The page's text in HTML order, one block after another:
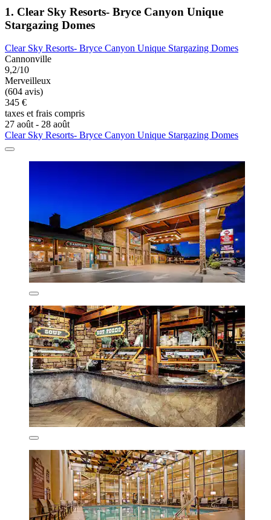
1. Clear Sky Resorts- Bryce Canyon Unique
Stargazing Domes
Clear Sky Resorts- Bryce Canyon Unique Stargazing Domes
Cannonville
9,2/10
Merveilleux
(604 avis)
345 €
taxes et frais compris
27 août - 28 août
Clear Sky Resorts- Bryce Canyon Unique Stargazing Domes